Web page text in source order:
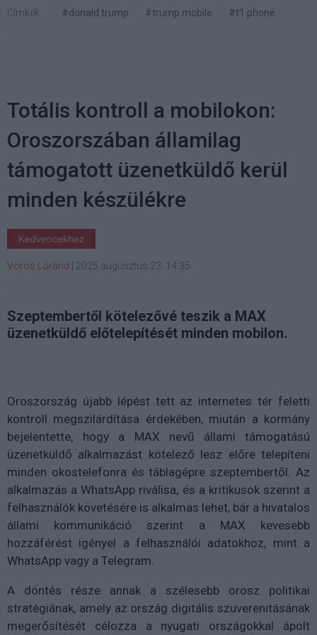
Címkék: #donald trump #trump mobile #t1 phone
Totális kontroll a mobilokon:
Oroszorszában államilag
támogatott üzenetküldő kerül
minden készülékre
Kedvencekhez
Vörös Lóránd 2025 augusztus 23. 14:35
Szeptembertől kötelezővé teszik a MAX
üzenetküldő előtelepítését minden mobilon.
Oroszország újabb lépést tett az internetes tér feletti
kontroll megszilárdítása érdekében, miután a kormány
bejelentette, hogy a MAX nevű állami támogatású
üzenetküldő alkalmazást kötelező lesz előre telepíteni
minden okostelefonra és táblagépre szeptembertől. Az
alkalmazás a WhatsApp riválisa, és a kritikusok szerint a
felhasználók követésére is alkalmas lehet, bár a hivatalos
állami kommunikáció szerint a MAX kevesebb
hozzáférést igényel a felhasználói adatokhoz, mint a
WhatsApp vagy a Telegram.
A döntés része annak a szélesebb orosz politikai
stratégiának, amely az ország digitális szuverenitásának
megerősítését célozza a nyugati országokkal ápolt